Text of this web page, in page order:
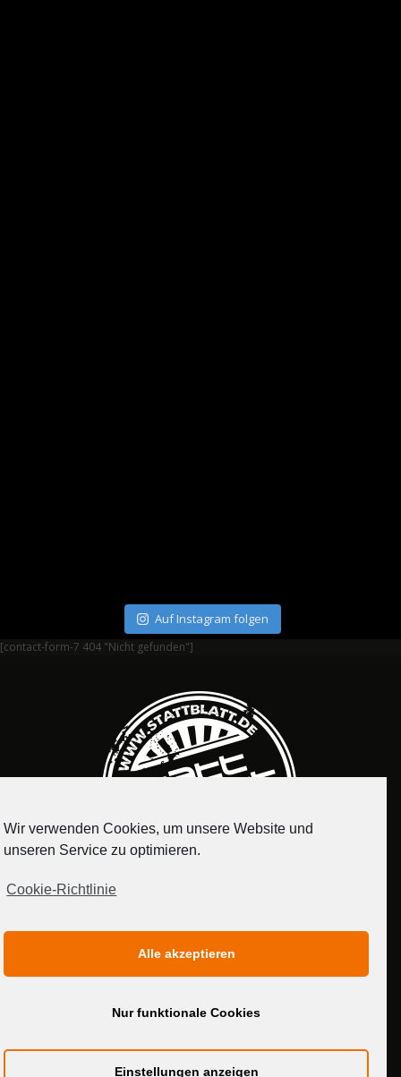
Auf Instagram folgen
[contact-form-7 404 "Nicht gefunden"]
MEDIADATEN
Wir verwenden Cookies, um unsere Website und
unseren Service zu optimieren.
Cookie-Richtlinie
Alle akzeptieren
Nur funktionale Cookies
Einstellungen anzeigen